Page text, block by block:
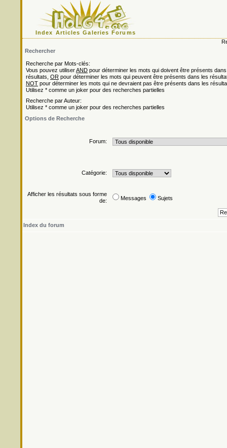
Index Articles Galeries Forums
Rechercher
Recherche par Mots-clés:
Vous pouvez utiliserAND pour déterminer les mots qui doivent être présents
résultats, OR pour déterminer les mots qui peuvent être présents dans les
NOT pour déterminer les mots qui ne devraient pas être présents dans les
Utilisez * comme un joker pour des recherches partielles
Recherche par Auteur:
Utilisez * comme un joker pour des recherches partielles
Options de Recherche
Forum:
Catégorie:
Afficher les résultats sous forme
de:
Messages Sujets
Index du forum